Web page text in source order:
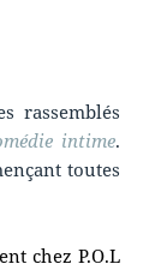
rassemblés
intime.
toutes
chez P.O.L